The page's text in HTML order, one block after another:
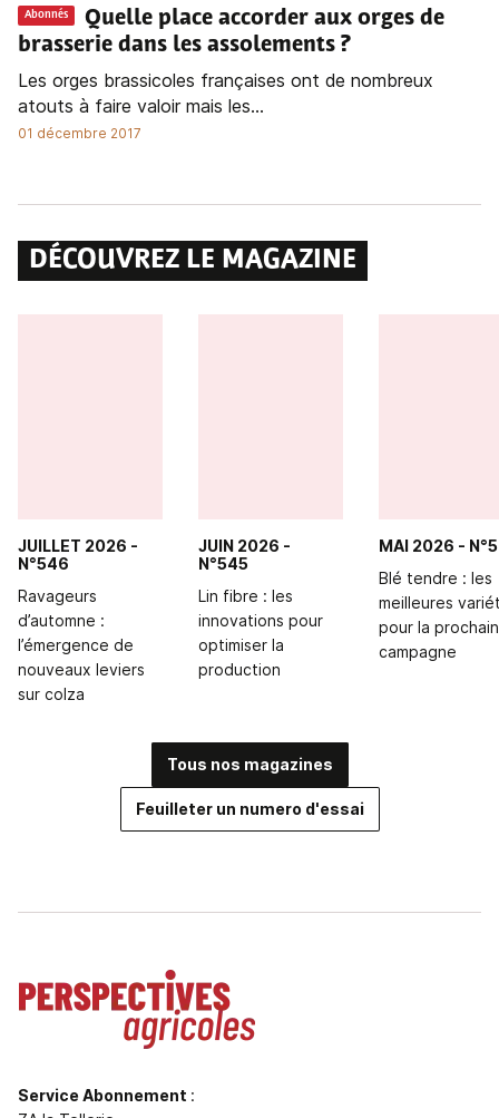
Abonnés
Quelle place accorder aux orges de
brasserie dans les assolements ?
Les orges brassicoles françaises ont de nombreux
atouts à faire valoir mais les...
01 décembre 2017
DÉCOUVREZ LE MAGAZINE
JUILLET 2026 -
N°546
Ravageurs
d’automne :
l’émergence de
nouveaux leviers
sur colza
JUIN 2026 -
N°545
Lin fibre : les
innovations pour
optimiser la
production
MAI 2026 -
Blé tendre : les
meilleures
pour la
campagne
Tous nos magazines
Feuilleter un numero d'essai
Service Abonnement :